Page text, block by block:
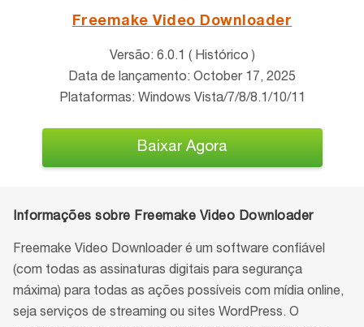
Freemake Video Downloader
Versão: 6.0.1 ( Histórico )
Data de lançamento: October 17, 2025
Plataformas: Windows Vista/7/8/8.1/10/11
Baixar Agora
Informações sobre Freemake Video Downloader
Freemake Video Downloader é um software confiável
(com todas as assinaturas digitais para segurança
máxima) para todas as ações possíveis com mídia online,
seja serviços de streaming ou sites WordPress. O